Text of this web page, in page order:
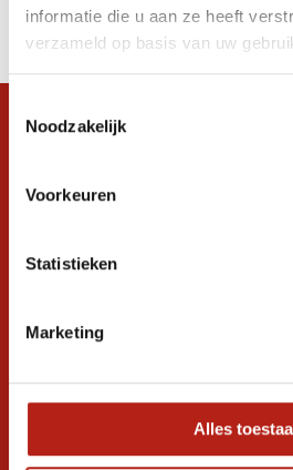
informatie die u aan ze heeft
verzameld op basis van uw
Noodzakelijk
Voorkeuren
Statistieken
Marketing
Alles
Filter
Sorteren op
Snel antwoord op je vraag?
graag verder. 24/7
Ontvang de nieuwste
* Lees hier de wettelijke beperkingen